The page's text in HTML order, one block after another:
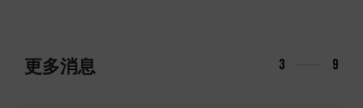
更多消息 3 9